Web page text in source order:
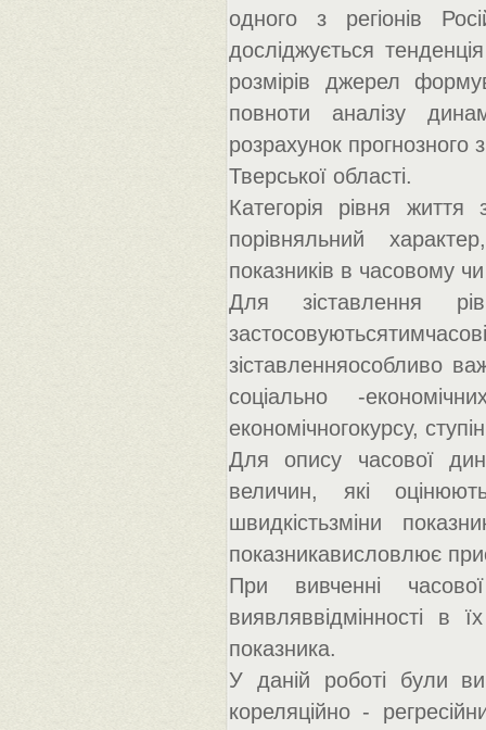
одного з регіонів
досліджується
розмірів джерел
повноти аналізу
розрахунок прогнозного
Тверської області.
Категорія рівня життя
порівняльний
показників в часовому
Для зіставлення
зіставленняособливо
соціально -
економічногокурсу,
Для опису часової
величин, які
швидкістьзміни
показникависловлює
При вивченні
виявляввідмінності в
показника.
У даній роботі були
кореляційно -